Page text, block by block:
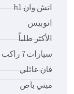
اتش وان h1
اتوبيس
الأكثر طلباً
سيارات 7 راكب
فان عائلي
ميني باص